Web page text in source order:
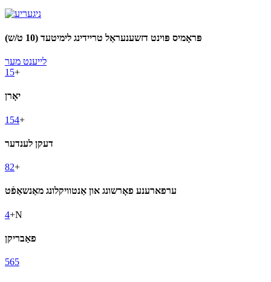
פּראָמיס פּוינט דזשענעראַל טריידינג לימיטעד (10 ט/ש)
לייענט מער
15+
יאָרן
154+
דעקן לענדער
82+
ערפארענע פאָרשונג און אַנטוויקלונג מאַנשאַפֿט
4+N
פאַבריקן
565